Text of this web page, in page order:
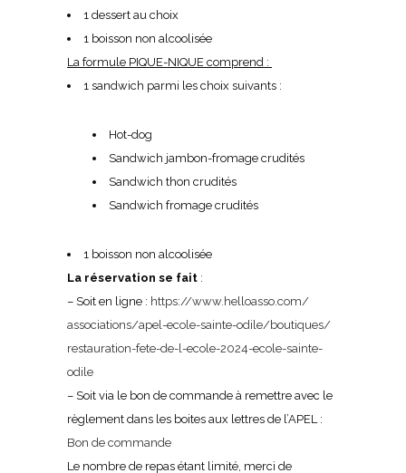
1 dessert au choix
1 boisson non alcoolisée
La formule PIQUE-NIQUE comprend :
1 sandwich parmi les choix suivants :
Hot-dog
Sandwich jambon-fromage crudités
Sandwich thon crudités
Sandwich fromage crudités
1 boisson non alcoolisée
La réservation se fait :
– Soit en ligne : https://www.helloasso.com/
associations/apel-ecole-sainte-odile/boutiques/
restauration-fete-de-l-ecole-2024-ecole-sainte-
odile
– Soit via le bon de commande à remettre avec le
règlement dans les boites aux lettres de l’APEL :
Bon de commande
Le nombre de repas étant limité, merci de